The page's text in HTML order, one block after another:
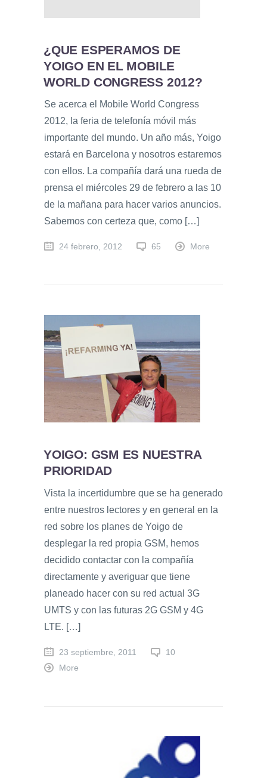
¿QUE ESPERAMOS DE
YOIGO EN EL MOBILE
WORLD CONGRESS 2012?
Se acerca el Mobile World Congress
2012, la feria de telefonía móvil más
importante del mundo. Un año más, Yoigo
estará en Barcelona y nosotros estaremos
con ellos. La compañía dará una rueda de
prensa el miércoles 29 de febrero a las 10
de la mañana para hacer varios anuncios.
Sabemos con certeza que, como […]
24 febrero, 2012 65 More
YOIGO: GSM ES NUESTRA
PRIORIDAD
Vista la incertidumbre que se ha generado
entre nuestros lectores y en general en la
red sobre los planes de Yoigo de
desplegar la red propia GSM, hemos
decidido contactar con la compañía
directamente y averiguar que tiene
planeado hacer con su red actual 3G
UMTS y con las futuras 2G GSM y 4G
LTE. […]
23 septiembre, 2011
10
More